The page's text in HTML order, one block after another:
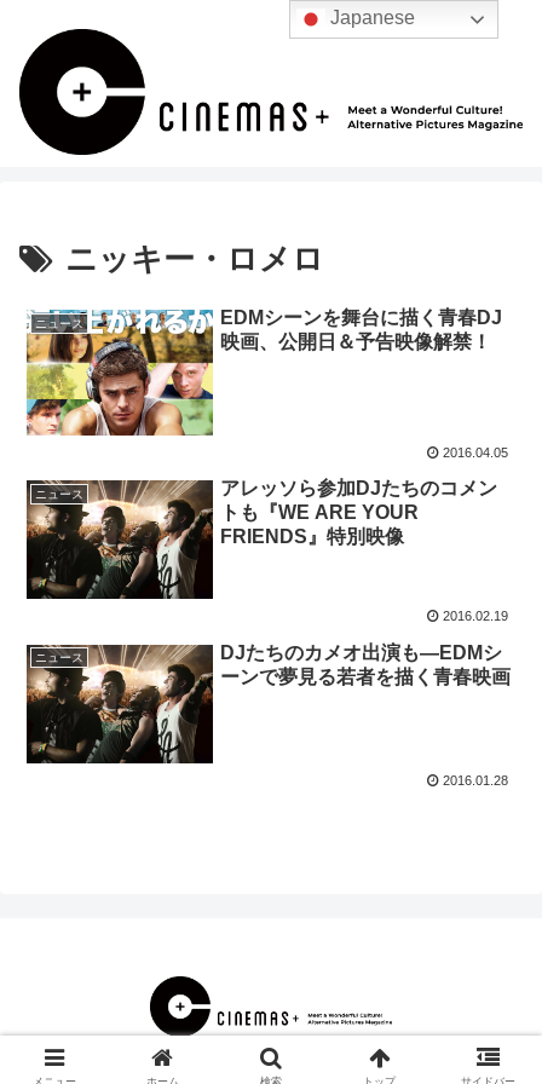
ニッキー・ロメロ
ニュース
EDMシーンを舞台に描く青春DJ
映画、公開日＆予告映像解禁！
2016.04.05
ニュース
アレッソら参加DJたちのコメン
トも『WE ARE YOUR
FRIENDS』特別映像
2016.02.19
ニュース
DJたちのカメオ出演も―EDMシ
ーンで夢見る若者を描く青春映画
2016.01.28
© 2000 CINEMAS＋.
メニュー ホーム 検索 トップ サイドバー
Japanese